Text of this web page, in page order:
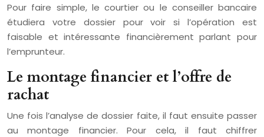
Pour faire simple, le courtier ou le conseiller bancaire
étudiera votre dossier pour voir si l’opération est
faisable et intéressante financièrement parlant pour
l’emprunteur.
Le montage financier et l’offre de
rachat
Une fois l’analyse de dossier faite, il faut ensuite passer
au montage financier. Pour cela, il faut chiffrer